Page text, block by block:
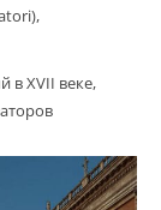
в XVII веке,